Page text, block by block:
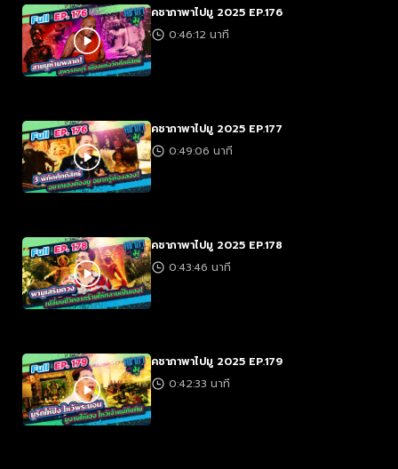
คชาภาพาไปมู 2025 EP.176
0:46:12 นาที
คชาภาพาไปมู 2025 EP.177
0:49:06 นาที
คชาภาพาไปมู 2025 EP.178
0:43:46 นาที
คชาภาพาไปมู 2025 EP.179
0:42:33 นาที